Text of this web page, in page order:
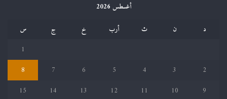
أغسطس 2026
د
ن ث أرب خ ج
س
1
2
3
4
5
6
7
8
9
10
11
12
13
14
15